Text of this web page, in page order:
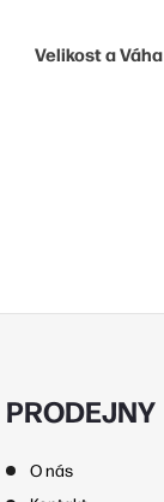
Velikost a Váha
PRODEJNY
O nás